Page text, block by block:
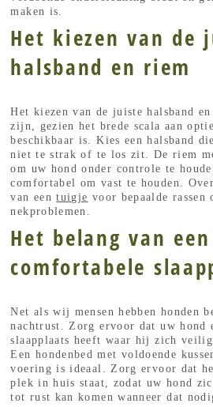
maken is.
Het kiezen van de
halsband en riem
Het kiezen van de juiste halsband
zijn, gezien het brede scala aan
beschikbaar is. Kies een halsband
niet te strak of te los zit. De riem
om uw hond onder controle te
comfortabel om vast te houden.
van eentuigje voor bepaalde rassen
nekproblemen.
Het belang van een
comfortabele
Net als wij mensen hebben honden
nachtrust. Zorg ervoor dat uw hond
slaapplaats heeft waar hij zich veilig
Een hondenbed met voldoende
voering is ideaal. Zorg ervoor dat
plek in huis staat, zodat uw hond
tot rust kan komen wanneer dat